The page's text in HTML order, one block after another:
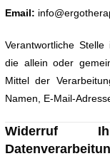
Email:
Verantwortliche
die allein oder
Mittel der
Namen, E-Mail-
Widerruf